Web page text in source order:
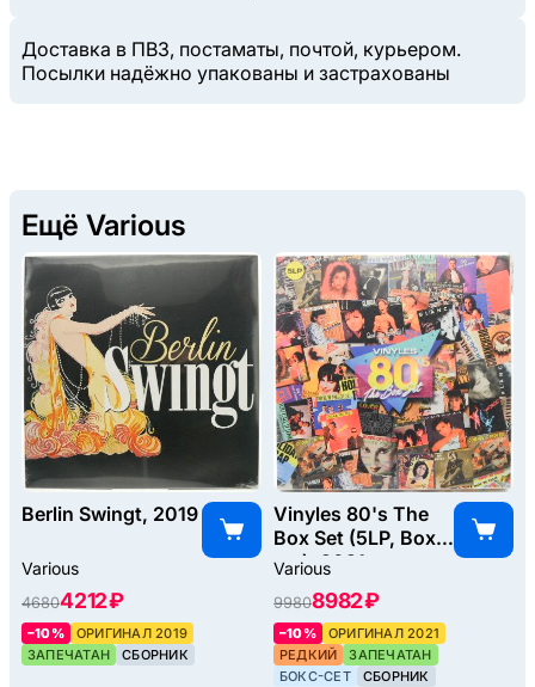
Доставка в ПВЗ, постаматы, почтой, курьером.
Посылки надёжно упакованы и застрахованы
Ещё Various
Berlin Swingt, 2019
Various
46804212 ₽
–10%
ОРИГИНАЛ 2019
ЗАПЕЧАТАН
СБОРНИК
Vinyles 80's The
Box Set (5LP, Box-
set), 2021
Various
99808982 ₽
–10%
ОРИГИНАЛ 2021
РЕДКИЙ
ЗАПЕЧАТАН
БОКС-СЕТ
СБОРНИК